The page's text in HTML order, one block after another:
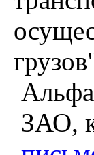
ЗАО,